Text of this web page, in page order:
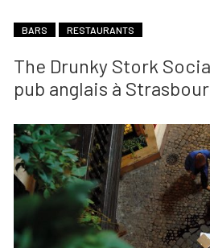
BARS RESTAURANTS
The Drunky Stork
pub anglais à